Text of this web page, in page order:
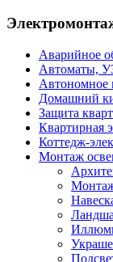
Аварийное
Автоматы,
Автономное
Домашний
Защита
Квартирная
Коттедж-
Монтаж